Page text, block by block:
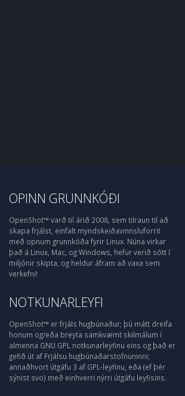
OPINN GRUNNKÓÐI
OpenShot™ varð til árið 2008, sem tilraun til að
skapa frjálst, einfalt myndskeiðavinnsluforrit
með opnum grunnkóða fyrir Linux. Núna virkar
það á Linux, Mac, og Windows, hefur verið sótt í
miljónir skipta, og heldur áfram að vaxa sem
verkefni!
NOTKUNARLEYFI
OpenShot™ er frjáls hugbúnaður; þú mátt dreifa
honum og/eða breyta samkvæmt skilmálum í
almenna GNU GPL notkunarleyfinu eins og það er
gefið út af Frjálsu hugbúnaðarstofnuninni;
annaðhvort útgáfu 3 af GPL-leyfinu, eða (ef þér
sýnist svo) með einhverri nýrri útgáfu leyfisins.